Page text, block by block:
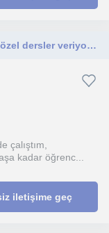
4 yıldır yazılım ve matematik alanlarında özel dersler veriyorum , her yaştan ve her tecrübe grubundan öğrenci ile çalıştım .
çalıştım,
kadar öğrenc...
iletişime geç